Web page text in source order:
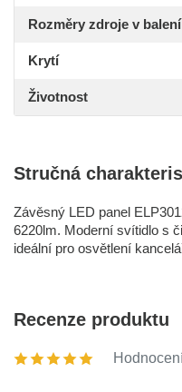
Rozměry zdroje v balení
Krytí
Životnost
Stručná
Závěsný LED panel
6220lm. Moderní svítidlo s
ideální pro osvětlení
Recenze produktu